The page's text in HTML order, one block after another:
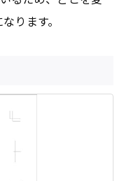
ります。